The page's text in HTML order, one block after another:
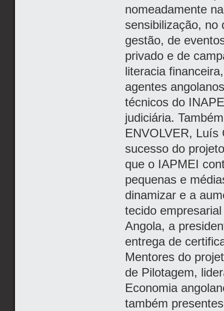
nomeadamente
sensibilização, no
gestão, de
privado e de
literacia
agentes
técnicos do
judiciária.
ENVOLVER, Luís
sucesso do
que o IAPMEI
pequenas e
dinamizar e a
tecido
Angola, a
entrega de
Mentores do
de Pilotagem,
Economia
também